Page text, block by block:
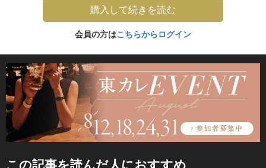
購入して続きを読む
会員の方はこちらからログイン
この記事を読んだ人におすすめ